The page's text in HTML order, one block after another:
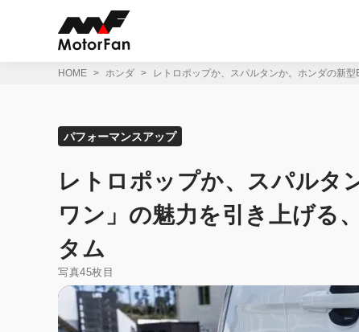
HOME ホンダ レトロポップか、スパルタンか。ホンダの新
パフォーマンスアップ
レトロポップか、スパルタ
ワン」の魅力を引き上げる
タム
写真45枚目